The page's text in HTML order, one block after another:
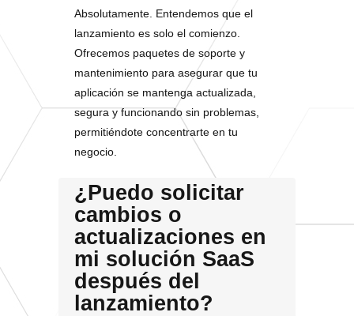
Absolutamente. Entendemos que el
lanzamiento es solo el comienzo.
Ofrecemos paquetes de soporte y
mantenimiento para asegurar que tu
aplicación se mantenga actualizada,
segura y funcionando sin problemas,
permitiéndote concentrarte en tu
negocio.
¿Puedo solicitar
cambios o
actualizaciones en
mi solución SaaS
después del
lanzamiento?